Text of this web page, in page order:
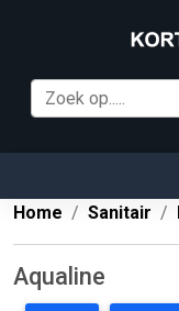
Home
Sanitair
Aqualine